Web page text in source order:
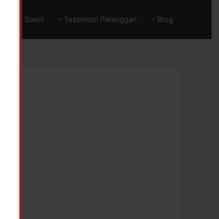
Go Sawit – Testimoni Pelanggan – Blog